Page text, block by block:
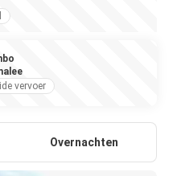
vervoer
Overnachten